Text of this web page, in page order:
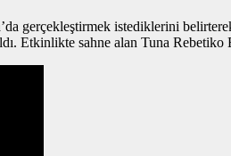
gerçekleştirmek istediklerini
Etkinlikte sahne alan Tuna